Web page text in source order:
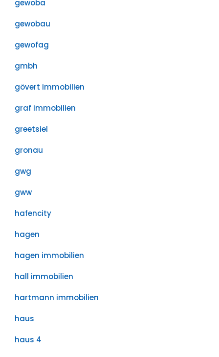
gewoba
gewobau
gewofag
gmbh
gövert immobilien
graf immobilien
greetsiel
gronau
gwg
gww
hafencity
hagen
hagen immobilien
hall immobilien
hartmann immobilien
haus
haus 4